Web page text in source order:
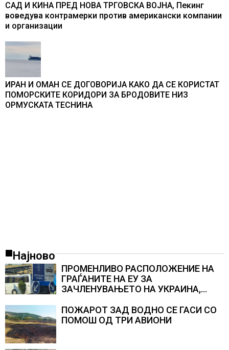
САД И КИНА ПРЕД НОВА ТРГОВСКА ВОЈНА, Пекинг
воведува контрамерки против американски компании
и организации
ИРАН И ОМАН СЕ ДОГОВОРИЈА КАКО ДА СЕ КОРИСТАТ
ПОМОРСКИТЕ КОРИДОРИ ЗА БРОДОВИТЕ НИЗ
ОРМУСКАТА ТЕСНИНА
Најново
ПРОМЕНЛИВО РАСПОЛОЖЕНИЕ НА
ГРАЃАНИТЕ НА ЕУ ЗА
ЗАЧЛЕНУВАЊЕТО НА УКРАИНА,
Полска, Франција и Германија
ПОЖАРОТ ЗАД ВОДНО СЕ ГАСИ СО
ПОМОШ ОД ТРИ АВИОНИ